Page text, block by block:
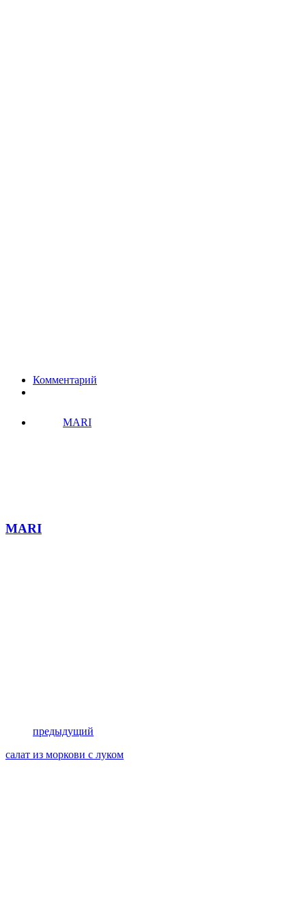
Комментарий
MARI
MARI
предыдущий
салат из моркови с луком